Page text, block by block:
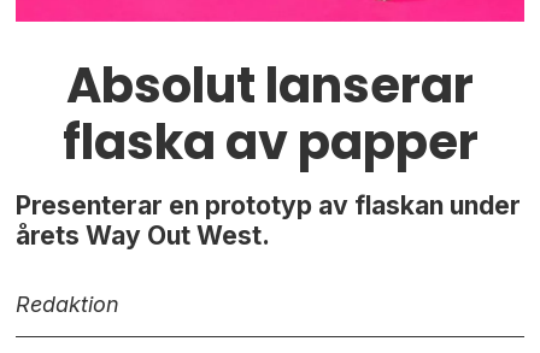
Absolut lanserar
flaska av papper
Presenterar en prototyp av flaskan under
årets Way Out West.
Redaktion